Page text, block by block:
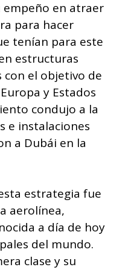
empeño en atraer
para hacer
tenían para este
estructuras
con el objetivo de
y Estados
condujo a la
e instalaciones
a Dubái en la
estrategia fue
aerolínea,
a día de hoy
del mundo.
clase y su